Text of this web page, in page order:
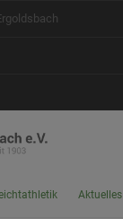
Aktuelles